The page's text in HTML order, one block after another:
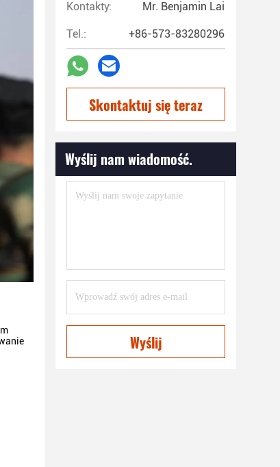
Kontakty: Mr. Benjamin Lai
Tel.: +86-573-83280296
Skontaktuj się teraz
Wyślij nam wiadomość.
Wyślij